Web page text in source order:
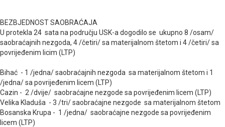
BEZBJEDNOST SAOBRAĆAJA
U protekla 24 sata na području USK-a dogodilo se ukupno 8 /osam/
saobraćajnih nezgoda, 4 /četiri/ sa materijalnom štetom i 4 /četiri/ sa
povrijeđenim licim (LTP)
Bihać - 1 /jedna/ saobraćajnih nezgoda sa materijalnom štetom i 1
/jedna/ sa povrijeđenim licem (LTP)
Cazin - 2 /dvije/ saobraćajne nezgode sa povrijeđenim licem (LTP)
Velika Kladuša - 3 /tri/ saobraćajne nezgode sa materijalnom štetom
Bosanska Krupa - 1 /jedna/ saobraćajne nezgode sa povrijeđenim
licem (LTP)